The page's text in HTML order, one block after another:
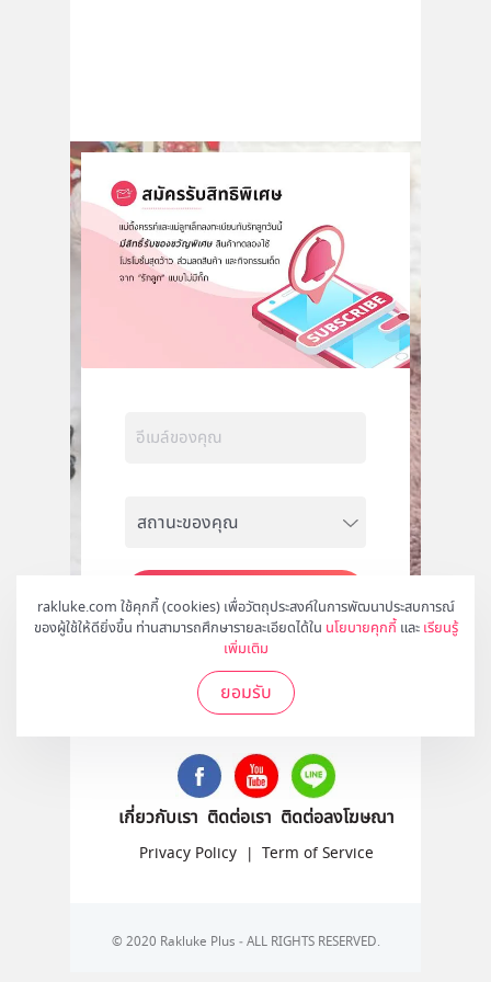
rakluke.com ใช้คุกกี้ (cookies) เพื่อวัตถุประสงค์ในการพัฒนาประสบการณ์
ของผู้ใช้ให้ดียิ่งขึ้น ท่านสามารถศึกษารายละเอียดได้ใน นโยบายคุกกี้ และ เรียนรู้
เพิ่มเติม
ยอมรับ
สมัคร
ติดตามเราได้ที่
เกี่ยวกับเรา ติดต่อเรา ติดต่อลงโฆษณา
Privacy Policy | Term of Service
© 2020 Rakluke Plus - ALL RIGHTS RESERVED.